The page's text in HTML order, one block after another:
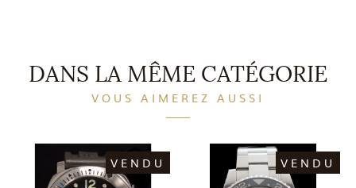
DANS LA MÊME CATÉGORIE
VOUS AIMEREZ AUSSI
VENDU VENDU